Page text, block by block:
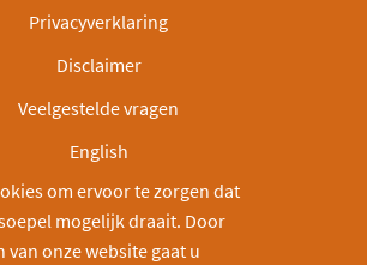
Privacyverklaring
Disclaimer
Veelgestelde vragen
English
NL30INGB0000003166
Deel via:
om ervoor te zorgen dat
mogelijk draait. Door
van onze website gaat u